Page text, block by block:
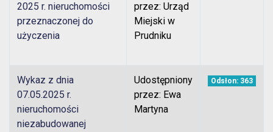
2025 r. nieruchomości
przeznaczonej do
użyczenia
przez: Urząd
Miejski w
Prudniku
Wykaz z dnia
07.05.2025 r.
nieruchomości
niezabudowanej
Udostępniony
przez: Ewa
Martyna
Odsłon: 363